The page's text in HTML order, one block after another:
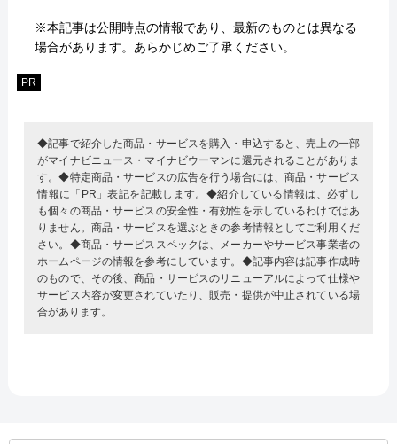
※本記事は公開時点の情報であり、最新のものとは異なる
場合があります。あらかじめご了承ください。
PR
◆記事で紹介した商品・サービスを購入・申込すると、売上の一部
がマイナビニュース・マイナビウーマンに還元されることがありま
す。◆特定商品・サービスの広告を行う場合には、商品・サービス
情報に「PR」表記を記載します。◆紹介している情報は、必ずし
も個々の商品・サービスの安全性・有効性を示しているわけではあ
りません。商品・サービスを選ぶときの参考情報としてご利用くだ
さい。◆商品・サービススペックは、メーカーやサービス事業者の
ホームページの情報を参考にしています。◆記事内容は記事作成時
のもので、その後、商品・サービスのリニューアルによって仕様や
サービス内容が変更されていたり、販売・提供が中止されている場
合があります。